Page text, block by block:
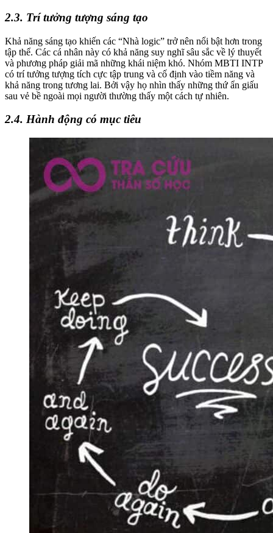
2.3. Trí tưởng tượng sáng tạo
Khả năng sáng tạo khiến các “Nhà logic” trở nên nổi bật hơn trong
tập thể. Các cá nhân này có khả năng suy nghĩ sâu sắc về lý thuyết
và phương pháp giải mã những khái niệm khó. Nhóm MBTI INTP
có trí tưởng tượng tích cực tập trung và cố định vào tiềm năng và
khả năng trong tương lai. Bởi vậy họ nhìn thấy những thứ ẩn giấu
sau vẻ bề ngoài mọi người thường thấy một cách tự nhiên.
2.4. Hành động có mục tiêu